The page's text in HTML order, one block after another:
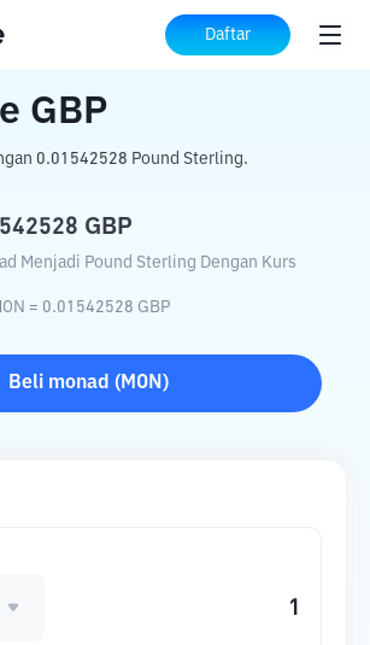
Daftar
Kripto ke GBP
GBP
0.01542528 Pound Sterling.
GBP
Menjadi Pound Sterling Dengan Kurs
= 0.01542528 GBP
Beli monad ( MON )